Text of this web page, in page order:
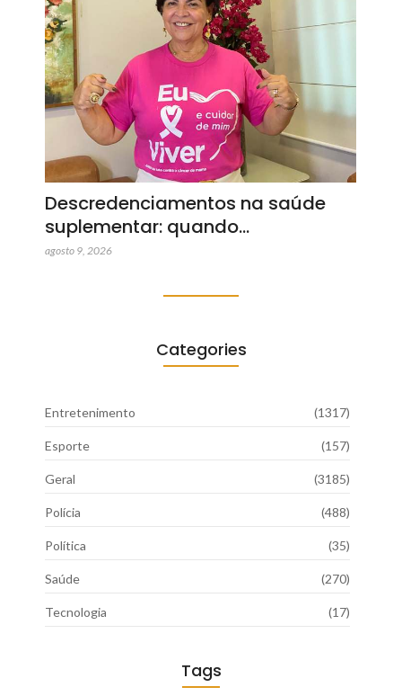
Descredenciamentos na saúde
suplementar: quando…
agosto 9, 2026
Categories
Entretenimento (1317)
Esporte (157)
Geral (3185)
Polícia (488)
Política (35)
Saúde (270)
Tecnologia (17)
Tags